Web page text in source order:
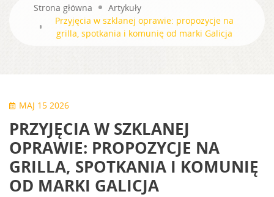
Strona główna
Artykuły
Przyjęcia w szklanej oprawie: propozycje na
grilla, spotkania i komunię od marki Galicja
MAJ 15 2026
PRZYJĘCIA W SZKLANEJ
OPRAWIE: PROPOZYCJE NA
GRILLA, SPOTKANIA I KOMUNIĘ
OD MARKI GALICJA